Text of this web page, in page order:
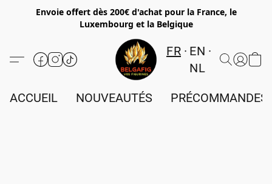
Envoie offert dès 200€ d'achat pour la France, le
Luxembourg et la Belgique
FR
EN
NL
ACCUEIL NOUVEAUTÉS PRÉCOMMANDES